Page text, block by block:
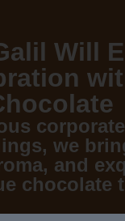
Will
we
and
chocolate